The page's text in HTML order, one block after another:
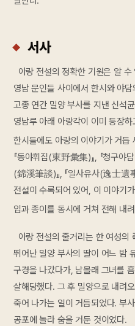
서사
아랑 전설의 정확한 기원은 알
영남 문인들 사이에서 한시와 야
고종 연간 밀양 부사를 지낸 신석
영남루 아래 아랑각이 이미 등장
한시들에도 아랑의 이야기가 거듭
『동야휘집(東野彙集)』, 『청구야
(錦溪筆談)』, 『일사유사(逸士遺
전설이 수록되어 있어, 이 이야기
입과 종이를 동시에 거쳐 전해 내
아랑 전설의 줄거리는 한 여성의
뛰어난 밀양 부사의 딸이 어느 밤
구경을 나갔다가, 남몰래 그녀를
살해당했다. 그 후 밀양으로 내려
죽어 나가는 일이 거듭되었다. 부
공포에 놀라 숨을 거둔 것이었다.